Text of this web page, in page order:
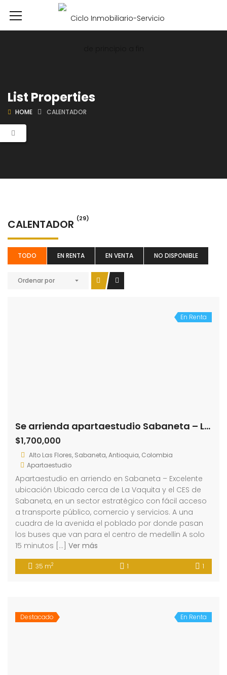
List Properties
HOME CALENTADOR
CALENTADOR (29)
TODO EN RENTA EN VENTA NO DISPONIBLE
Ordenar por
En Renta
Se arrienda apartaestudio Sabaneta – La Florida (193274089)
$1,700,000
Alto Las Flores, Sabaneta, Antioquia, Colombia
Apartaestudio
Apartaestudio en arriendo en Sabaneta – Excelente
ubicación Ubicado cerca de La Vaquita y el CES de
Sabaneta, en un sector estratégico con fácil acceso
a transporte público, comercio y servicios. A una
cuadra de la avenida el poblado por donde pasan
los buses que van para el centro de medellin A solo
15 minutos […] Ver más
35 m2 1 1
Destacado En Renta